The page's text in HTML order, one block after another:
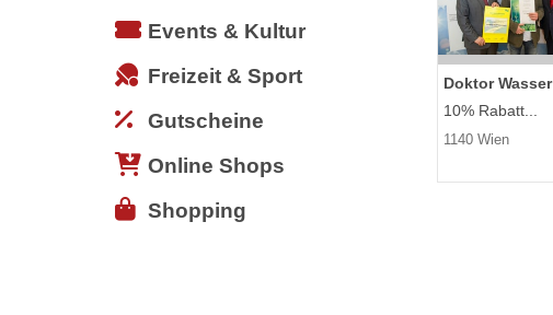
Events & Kultur
Freizeit & Sport
Gutscheine
Online Shops
Shopping
Doktor Wasser
10% Rabatt...
1140 Wien